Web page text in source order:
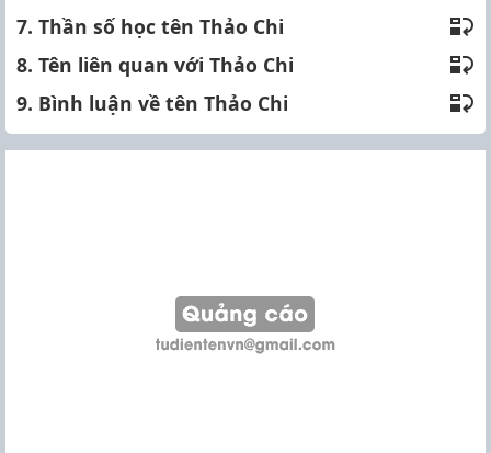
7. Thần số học tên Thảo Chi
8. Tên liên quan với Thảo Chi
9. Bình luận về tên Thảo Chi